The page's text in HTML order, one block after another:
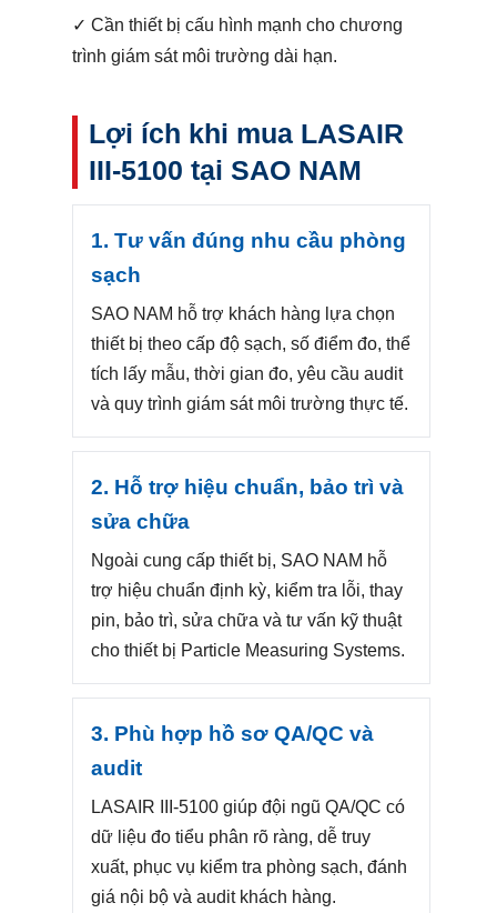
✓ Cần thiết bị cấu hình mạnh cho chương
trình giám sát môi trường dài hạn.
Lợi ích khi mua LASAIR
III-5100 tại SAO NAM
1. Tư vấn đúng nhu cầu phòng
sạch
SAO NAM hỗ trợ khách hàng lựa chọn
thiết bị theo cấp độ sạch, số điểm đo, thể
tích lấy mẫu, thời gian đo, yêu cầu audit
và quy trình giám sát môi trường thực tế.
2. Hỗ trợ hiệu chuẩn, bảo trì và
sửa chữa
Ngoài cung cấp thiết bị, SAO NAM hỗ
trợ hiệu chuẩn định kỳ, kiểm tra lỗi, thay
pin, bảo trì, sửa chữa và tư vấn kỹ thuật
cho thiết bị Particle Measuring Systems.
3. Phù hợp hồ sơ QA/QC và
audit
LASAIR III-5100 giúp đội ngũ QA/QC có
dữ liệu đo tiểu phân rõ ràng, dễ truy
xuất, phục vụ kiểm tra phòng sạch, đánh
giá nội bộ và audit khách hàng.